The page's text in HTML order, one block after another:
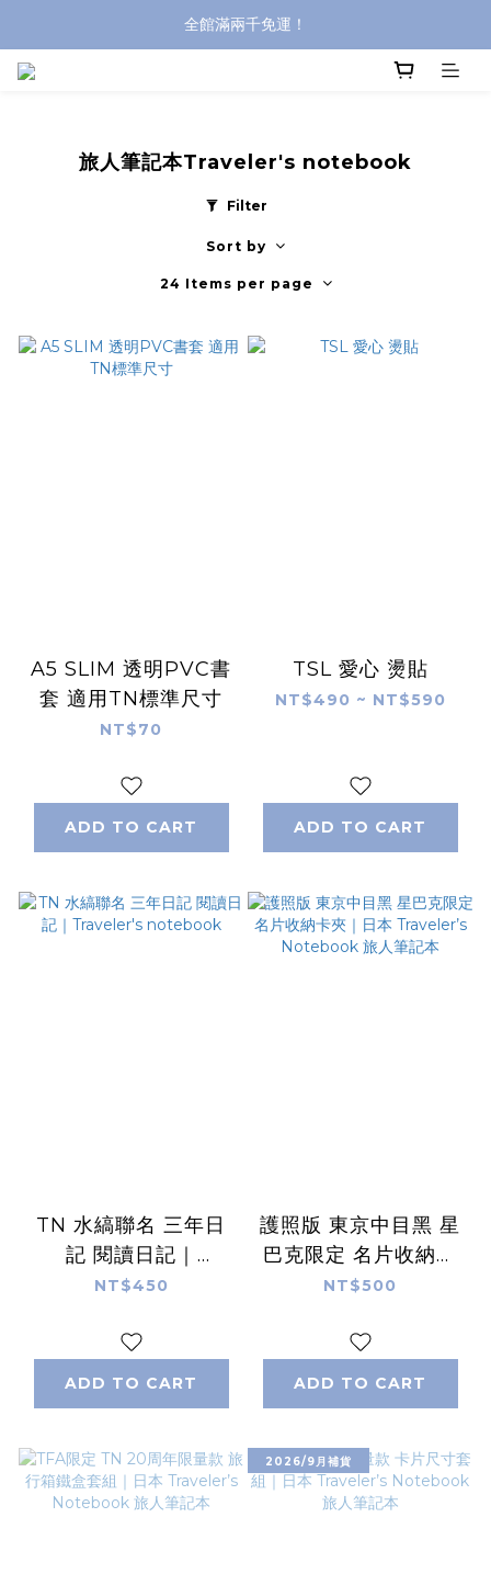
全館滿兩千免運！
登入購買，立即接收出貨通知
旅人筆記本Traveler's notebook
Filter
Sort by
24 Items per page
A5 SLIM 透明PVC書
套 適用TN標準尺寸
NT$70
ADD TO CART
TSL 愛心 燙貼
NT$490 ~ NT$590
ADD TO CART
TN 水縞聯名 三年日
記 閱讀日記｜
Traveler's
NT$450
ADD TO CART
護照版 東京中目黑 星
巴克限定 名片收納卡
夾｜日本 Traveler’s
本
NT$500
ADD TO CART
2026/9月補貨